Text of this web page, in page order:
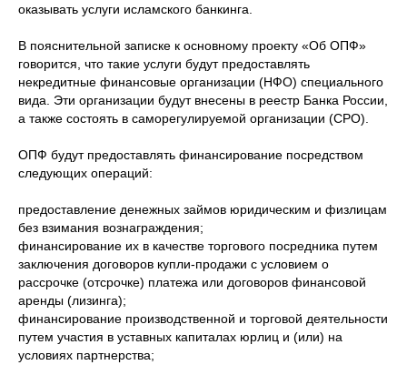
оказывать услуги исламского банкинга.
В пояснительной записке к основному проекту «Об ОПФ»
говорится, что такие услуги будут предоставлять
некредитные финансовые организации (НФО) специального
вида. Эти организации будут внесены в реестр Банка России,
а также состоять в саморегулируемой организации (СРО).
ОПФ будут предоставлять финансирование посредством
следующих операций:
предоставление денежных займов юридическим и физлицам
без взимания вознаграждения;
финансирование их в качестве торгового посредника путем
заключения договоров купли-продажи с условием о
рассрочке (отсрочке) платежа или договоров финансовой
аренды (лизинга);
финансирование производственной и торговой деятельности
путем участия в уставных капиталах юрлиц и (или) на
условиях партнерства;